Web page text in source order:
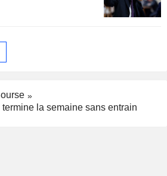
la semaine sans entrain